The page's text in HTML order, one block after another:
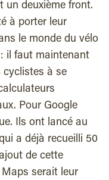
un deuxième front.
à porter leur
le monde du vélo
il faut maintenant
cyclistes à se
Pour Google
Ils ont lancé au
a déjà recueilli 50
de cette
Maps serait leur